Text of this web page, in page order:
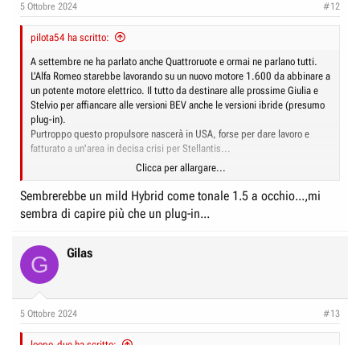
5 Ottobre 2024 #12
pilota54 ha scritto:
A settembre ne ha parlato anche Quattroruote e ormai ne parlano tutti.
L'Alfa Romeo starebbe lavorando su un nuovo motore 1.600 da abbinare a
un potente motore elettrico. Il tutto da destinare alle prossime Giulia e
Stelvio per affiancare alle versioni BEV anche le versioni ibride (presumo
plug-in).
Purtroppo questo propulsore nascerà in USA, forse per dare lavoro e
fatturato a un'area in decisa crisi per Stellantis...
Si era letto anche di un uso "pro-parte elettrica", cioè come "range
extended" di questo motore, ma la notizia non è stata mai confermata da
organi ufficiali e dovrebbe restare una fake news.
Stellantis: in arrivo un nuovo 1.6 turbobenzina | Quattroruote.it
<....Un nuovo motore ibrido
Detroit, saranno investiti oltre 73 milioni di dollari per ammodernare le
linee produttive, dove verranno assemblati, saldati e verificati
verranno prodotti contestualmente a un nuovo motore 1.6 quattro cilindri
Clicca per allargare...
Sembrerebbe un mild Hybrid come tonale 1.5 a occhio...,mi
sembra di capire più che un plug-in...
G Gilas
5 Ottobre 2024 #13